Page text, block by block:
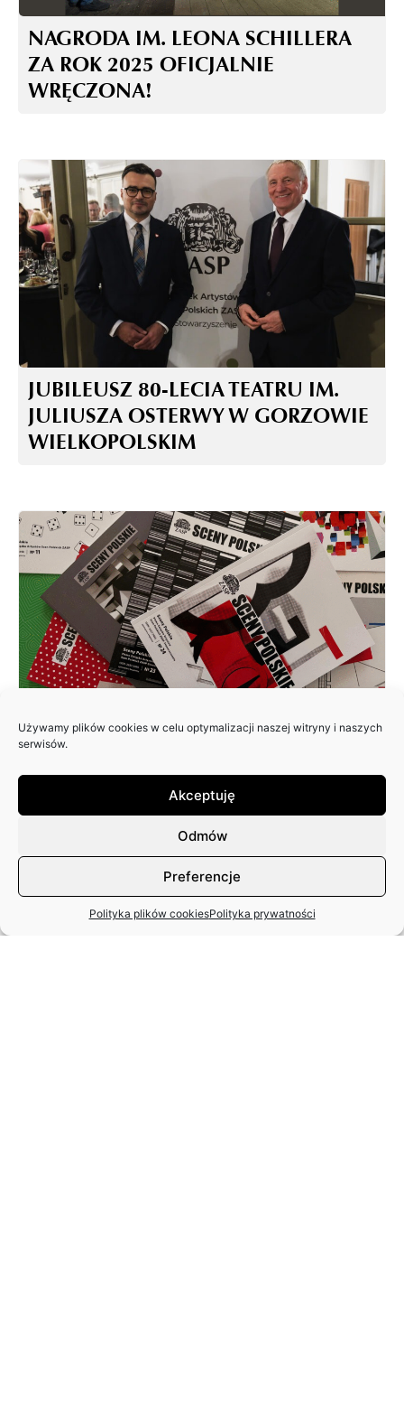
Używamy plików cookies w celu optymalizacji naszej witryny i naszych
serwisów.
Akceptuję
Odmów
Preferencje
Polityka plików cookiesPolityka prywatności
NAGRODA IM. LEONA SCHILLERA
ZA ROK 2025 OFICJALNIE
WRĘCZONA!
JUBILEUSZ 80-LECIA TEATRU IM.
JULIUSZA OSTERWY W GORZOWIE
WIELKOPOLSKIM
ZAPRASZAMY DO NADSYŁANIA
PISMA: SCENY POLSKIE